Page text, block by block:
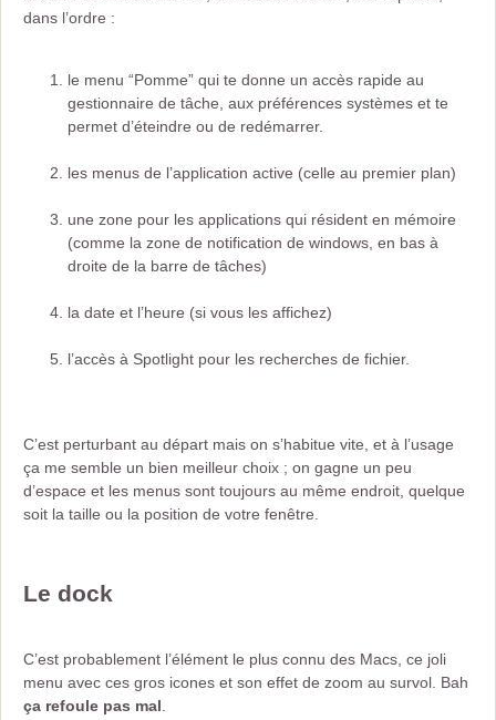
dans l’ordre :
le menu “Pomme” qui te donne un accès rapide au
gestionnaire de tâche, aux préférences systèmes et te
permet d’éteindre ou de redémarrer.
les menus de l’application active (celle au premier plan)
une zone pour les applications qui résident en mémoire
(comme la zone de notification de windows, en bas à
droite de la barre de tâches)
la date et l’heure (si vous les affichez)
l’accès à Spotlight pour les recherches de fichier.
C’est perturbant au départ mais on s’habitue vite, et à l’usage
ça me semble un bien meilleur choix ; on gagne un peu
d’espace et les menus sont toujours au même endroit, quelque
soit la taille ou la position de votre fenêtre.
Le dock
C’est probablement l’élément le plus connu des Macs, ce joli
menu avec ces gros icones et son effet de zoom au survol. Bah
ça refoule pas mal